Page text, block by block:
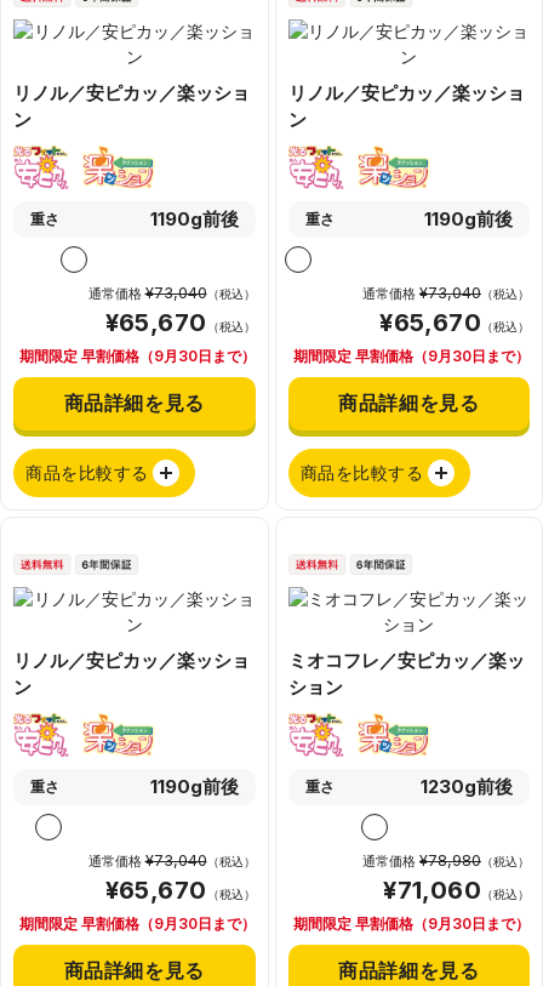
リノル／安ピカッ／楽ッショ
ン
重さ 1190g前後
通常価格¥73,040（税込）
¥65,670 （税込）
期間限定 早割価格（9月30日まで）
商品詳細を見る
商品を比較する
リノル／安ピカッ／楽ッショ
ン
重さ 1190g前後
通常価格 ¥73,040 （税込）
¥65,670 （税込）
期間限定 早割価格（9月30日まで）
商品詳細を見る
商品を比較する
リノル／安ピカッ／楽ッショ
ン
重さ 1190g前後
通常価格¥73,040（税込）
¥65,670 （税込）
期間限定 早割価格（9月30日まで）
商品詳細を見る
ミオコフレ／安ピカッ／楽ッ
ション
重さ 1230g前後
通常価格 ¥78,980 （税込）
¥71,060 （税込）
期間限定 早割価格（9月30日まで）
商品詳細を見る